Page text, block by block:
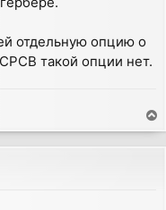
отдельную опцию о
такой опции нет.
o
p